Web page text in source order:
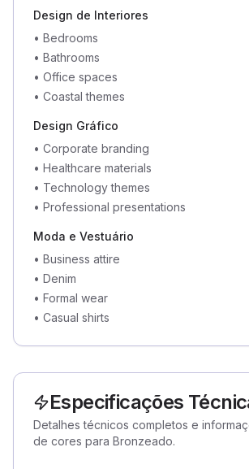
Design de Interiores
• Bedrooms
• Bathrooms
• Office spaces
• Coastal themes
Design Gráfico
• Corporate branding
• Healthcare materials
• Technology themes
• Professional presentations
Moda e Vestuário
• Business attire
• Denim
• Formal wear
• Casual shirts
Especificações
Detalhes técnicos completos e
de cores para Bronzeado.